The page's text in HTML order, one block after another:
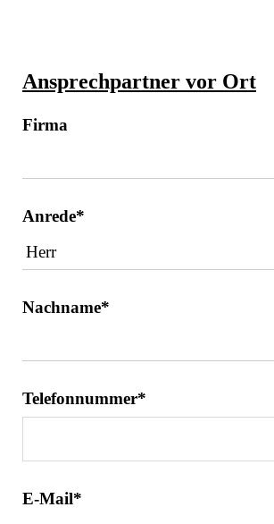
Ansprechpartner vor Ort
Firma
Anrede*
Nachname*
Telefonnummer*
E-Mail*